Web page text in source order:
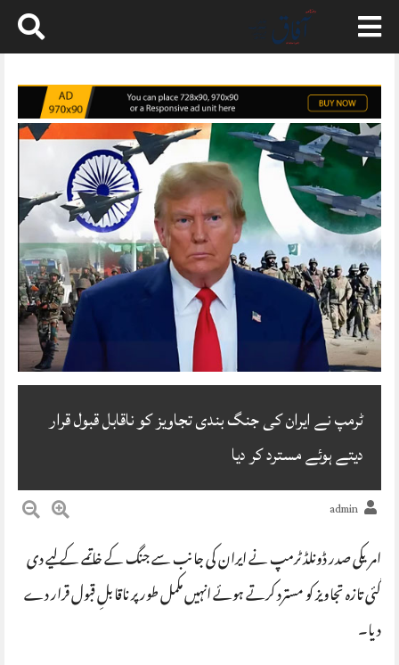
Skip
content
ٹرمپ نے ایران کی جنگ بندی تجاویز کو ناقابل قبول قرار
دیتے ہوئے مسترد کر دیا
admin
امریکی صدر ڈونلڈ ٹرمپ نے ایران کی جانب سے جنگ کے خاتمے کے لیے دی
گئی تازہ تجاویز کو مسترد کرتے ہوئے انہیں مکمل طور پر ناقابلِ قبول قرار دے
دیا۔